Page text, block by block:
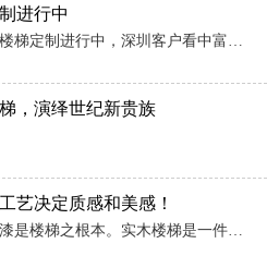
进行中
，演绎世纪新贵族
艺决定质感和美感！
水是生命之源，油漆是楼梯之根本。实木楼梯是一件有生命的家具，也是一件至尊的家具，是具有文化内涵的，在欧洲国家尤为重视。她能代表你的身份，显现你的品位，是在生活中最亲切的伴侣，不仅要爱护她，要耐久耐看。就要从楼梯的外表美——油漆工艺做起。 ...